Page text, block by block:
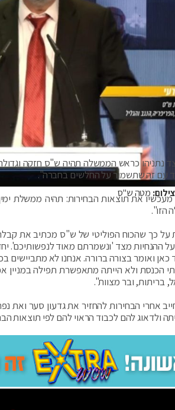
מטה ש"ס
נתניהו כראש הממשלה תהיה ש"ס חזקה
עם זה שתשמור על החלשים בחברה".
את תוצאות הבחירות: תהיה ממשלת
הזו".
על כך שהכוח הפוליטי של ש"ס מכתיב את
ההנחיות מצד 'ונשמרתם מאוד לנפשותיכם'.
כאן ואומר בצורה ברורה. אנחנו לא
הכנסת ולא הייתה מתאפשרת תפילה
בריתות, ובר מצוות".
אחרי הבחירות להחזיר את גדעון סער ואת
ולדאוג להם לכבוד הראוי להם לפי תוצאות